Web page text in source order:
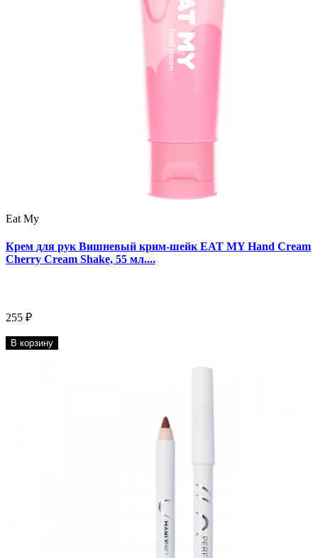
Eat My
Крем для рук Вишневый крим-шейк EAT MY Hand Cream
Cherry Cream Shake, 55 мл....
255 ₽
В корзину